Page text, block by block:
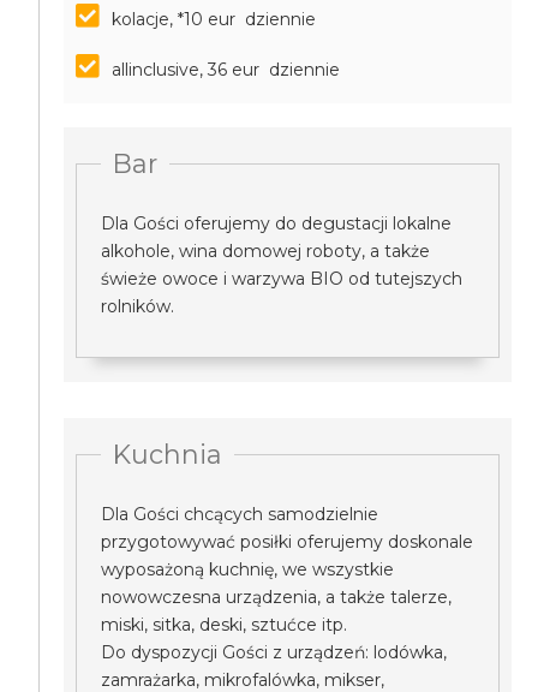
kolacje, *10 eur dziennie
allinclusive, 36 eur dziennie
Bar
Dla Gości oferujemy do degustacji lokalne
alkohole, wina domowej roboty, a także
świeże owoce i warzywa BIO od tutejszych
rolników.
Kuchnia
Dla Gości chcących samodzielnie
przygotowywać posiłki oferujemy doskonale
wyposażoną kuchnię, we wszystkie
nowowczesna urządzenia, a także talerze,
miski, sitka, deski, sztućce itp.
Do dyspozycji Gości z urządzeń: lodówka,
zamrażarka, mikrofalówka, mikser,